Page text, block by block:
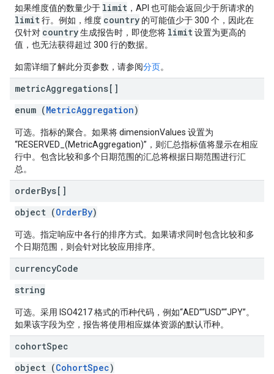
如果维度值的数量少于 limit ，API 也可能会返回少于所请求的
limit行。例如，维度 country 的可能值少于 300 个，因此在
仅针对 country生成报告时，即使您将 limit设置为更高的
值，也无法获得超过 300 行的数据。
如需详细了解此分页参数，请参阅分页。
metricAggregations[]
enum (MetricAggregation)
可选。指标的聚合。如果将 dimensionValues 设置为
“RESERVED_(MetricAggregation)”，则汇总指标值将显示在相应
行中。包含比较和多个日期范围的汇总将根据日期范围进行汇
总。
orderBys[]
object (OrderBy)
可选。指定响应中各行的排序方式。如果请求同时包含比较和多
个日期范围，则会针对比较应用排序。
currencyCode
string
可选。采用 ISO4217 格式的币种代码，例如“AED”“USD”“JPY”。
如果该字段为空，报告将使用相应媒体资源的默认币种。
cohortSpec
object (CohortSpec)